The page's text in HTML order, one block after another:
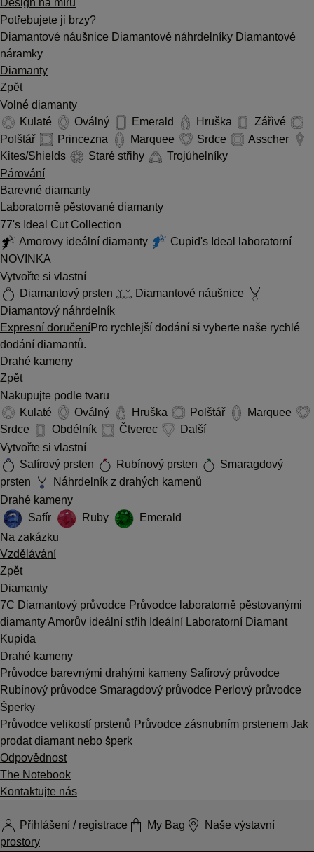
Potřebujete ji brzy?
Diamantové náušnice Diamantové náhrdelníky Diamantové
náramky
Diamanty
Zpět
Volné diamanty
Kulaté
Oválný Emerald Hruška
Zářivé
Polštář
Princezna Marquee Srdce
Asscher
Kites/Shields
Staré střihy
Trojúhelníky
Párování
Barevné diamanty
Laboratorně pěstované diamanty
77's Ideal Cut Collection
Amorovy ideální diamanty
Cupid's Ideal laboratorní
NOVINKA
Vytvořte si vlastní
Diamantový prsten
Diamantové náušnice
Diamantový náhrdelník
Expresní doručeníPro rychlejší dodání si vyberte naše rychlé
dodání diamantů.
Drahé kameny
Zpět
Nakupujte podle tvaru
Kulaté
Oválný Hruška Polštář
Marquee
Srdce
Obdélník Čtverec
Další
Vytvořte si vlastní
Safírový prsten
Rubínový prsten
Smaragdový
prsten
Náhrdelník z drahých kamenů
Drahé kameny
Safír
Ruby
Emerald
Na zakázku
Vzdělávání
Zpět
Diamanty
7C Diamantový průvodce Průvodce laboratorně pěstovanými
diamantyAmorův ideální střih Ideální Laboratorní Diamant
Kupida
Drahé kameny
Průvodce barevnými drahými kameny Safírový průvodce
Rubínový průvodce Smaragdový průvodce Perlový průvodce
Šperky
Průvodce velikostí prstenů Průvodce zásnubním prstenem Jak
prodat diamant nebo šperk
Odpovědnost
The Notebook
Kontaktujte nás
Přihlášení / registrace My Bag
Naše výstavní
prostory